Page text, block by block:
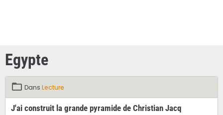
Egypte
Dans Lecture
J'ai construit la grande pyramide de Christian Jacq